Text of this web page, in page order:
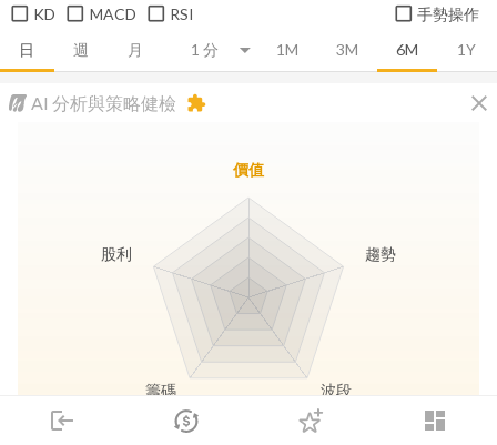
login dashboard
市場 登入
日 週 月 1M 3M 6M 1Y
KD MACD RSI 手勢操作
AI 分析與策略健檢 close
extension
價值
趨勢
波段
籌碼
股利